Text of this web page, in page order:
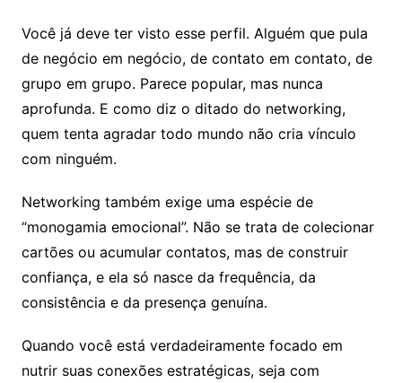
Você já deve ter visto esse perfil. Alguém que pula
de negócio em negócio, de contato em contato, de
grupo em grupo. Parece popular, mas nunca
aprofunda. E como diz o ditado do networking,
quem tenta agradar todo mundo não cria vínculo
com ninguém.
Networking também exige uma espécie de
“monogamia emocional”. Não se trata de colecionar
cartões ou acumular contatos, mas de construir
confiança, e ela só nasce da frequência, da
consistência e da presença genuína.
Quando você está verdadeiramente focado em
nutrir suas conexões estratégicas, seja com